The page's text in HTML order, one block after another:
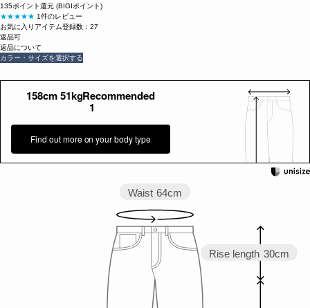
135ポイント還元 (BIGIポイント)
★★★★★ 1件のレビュー
お気に入りアイテム登録数： 27
返品可
返品について
カラー・サイズを選択する
158cm 51kgRecommended
1
Find out more on your body type
Rise length 30cm
Waist 64cm